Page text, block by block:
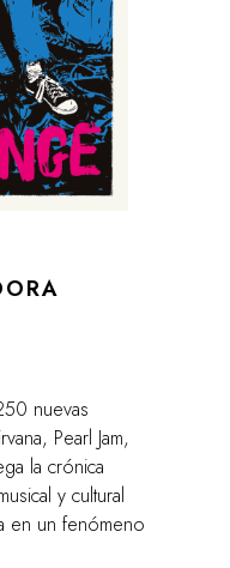
nuevas
Pearl Jam,
la crónica
y cultural
en un fenómeno